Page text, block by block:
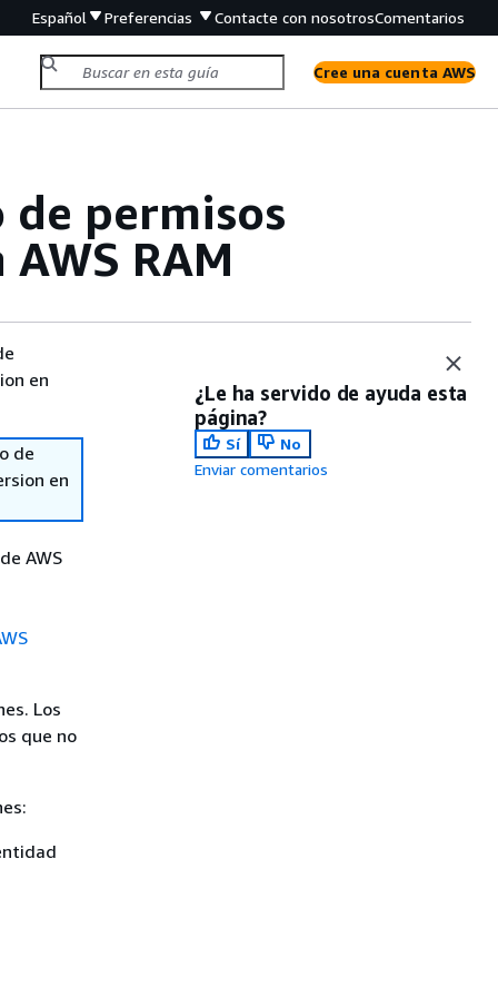
Español Preferencias Contacte con nosotrosComentarios
Cree una cuenta AWS
de permisos
RAM
en
de
en
AWS
Los
que no
¿Le ha servido de ayuda esta
página?
Sí
No
Enviar comentarios